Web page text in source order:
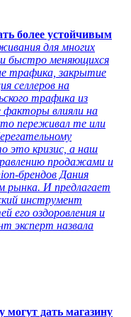
более устойчивым
для многих
быстро меняющихся
трафика, закрытие
селлеров на
трафика из
факторы влияли на
переживал те или
это кризис, а наш
продажами и
брендов Дания
рынка. И предлагает
инструмент
его оздоровления и
эксперт назвала
могут дать магазину